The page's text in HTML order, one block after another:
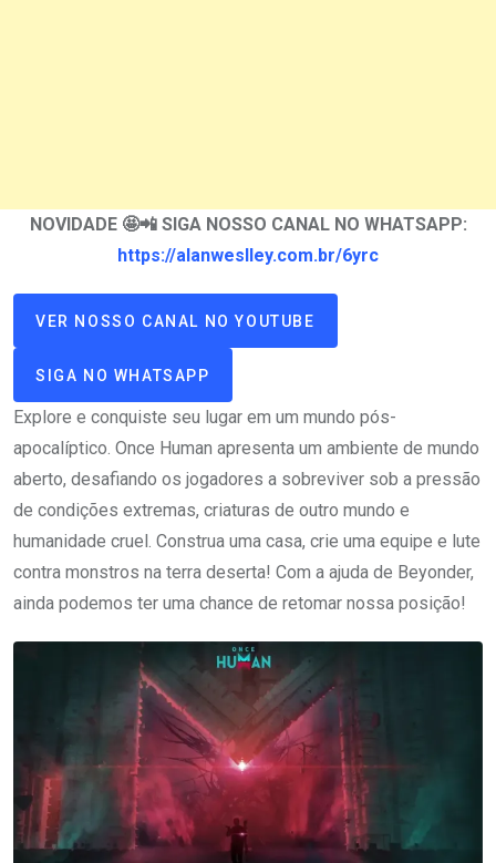
NOVIDADE 🤩📲 SIGA NOSSO CANAL NO WHATSAPP:
https://alanweslley.com.br/6yrc
VER NOSSO CANAL NO YOUTUBE
SIGA NO WHATSAPP
Explore e conquiste seu lugar em um mundo pós-
apocalíptico. Once Human apresenta um ambiente de mundo
aberto, desafiando os jogadores a sobreviver sob a pressão
de condições extremas, criaturas de outro mundo e
humanidade cruel. Construa uma casa, crie uma equipe e lute
contra monstros na terra deserta! Com a ajuda de Beyonder,
ainda podemos ter uma chance de retomar nossa posição!